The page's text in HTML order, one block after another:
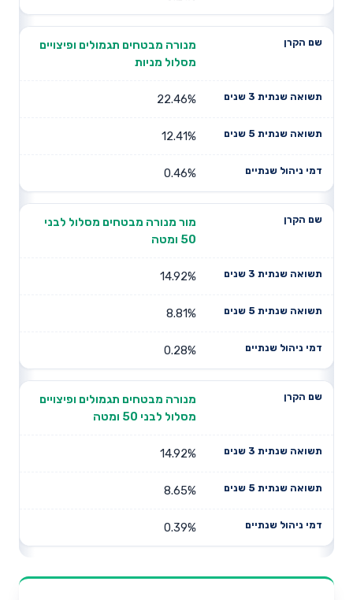
מנורה מבטחים תגמולים ופיצויים
מסלול מניות
22.46%
12.41%
0.46%
מור מנורה מבטחים מסלול לבני
50 ומטה
14.92%
8.81%
0.28%
מנורה מבטחים תגמולים ופיצויים
מסלול לבני 50 ומטה
14.92%
8.65%
0.39%